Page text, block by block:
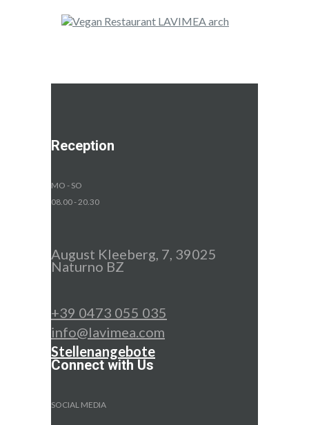
Reception
MO - SO
08.00 - 20.30
August Kleeberg, 7, 39025
Naturno BZ
+39 0473 055 035
info@lavimea.com
Stellenangebote
Connect with Us
SOCIAL MEDIA